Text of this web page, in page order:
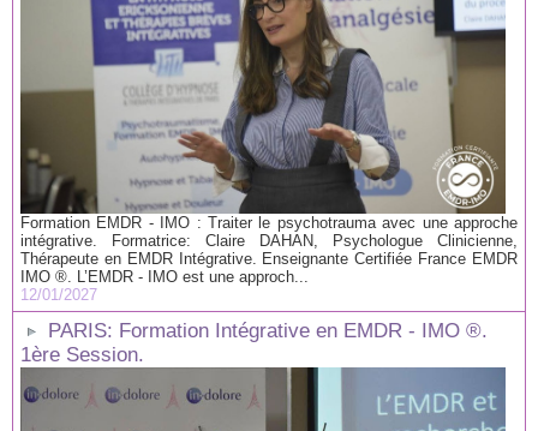
Formation EMDR - IMO : Traiter le psychotrauma avec une approche
intégrative. Formatrice: Claire DAHAN, Psychologue Clinicienne,
Thérapeute en EMDR Intégrative. Enseignante Certifiée France EMDR
IMO ®. L’EMDR - IMO est une approch...
12/01/2027
PARIS: Formation Intégrative en EMDR - IMO ®.
1ère Session.